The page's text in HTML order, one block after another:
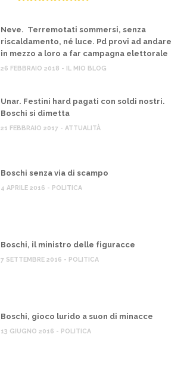
Neve. Terremotati sommersi, senza
riscaldamento, né luce. Pd provi ad andare
in mezzo a loro a far campagna elettorale
26 FEBBRAIO 2018 - IL MIO BLOG
Unar. Festini hard pagati con soldi nostri.
Boschi si dimetta
21 FEBBRAIO 2017 - ATTUALITÀ
Boschi senza via di scampo
4 APRILE 2016 - POLITICA
Boschi, il ministro delle figuracce
7 SETTEMBRE 2016 - POLITICA
Boschi, gioco lurido a suon di minacce
13 GIUGNO 2016 - POLITICA